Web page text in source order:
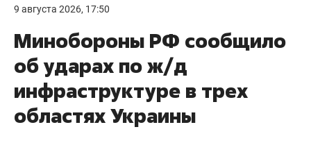
9 августа 2026, 17:50
Минобороны РФ сообщило
об ударах по ж/д
инфраструктуре в трех
областях Украины